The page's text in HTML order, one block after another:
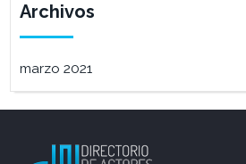
Archivos
marzo 2021